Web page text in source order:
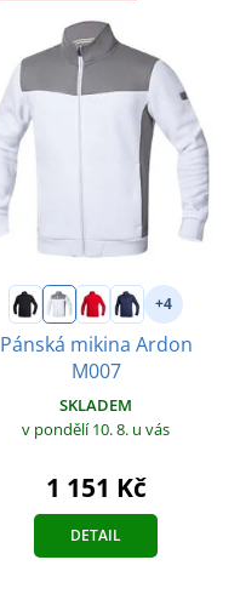
+4
Pánská mikina Ardon
M007
SKLADEM
v pondělí 10. 8. u vás
1 151 Kč
DETAIL